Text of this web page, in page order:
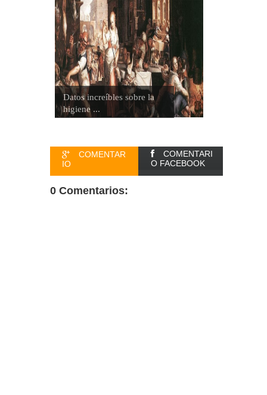
Datos increíbles sobre la
higiene ...
COMENTAR
IO
COMENTARI
O FACEBOOK
0 Comentarios: